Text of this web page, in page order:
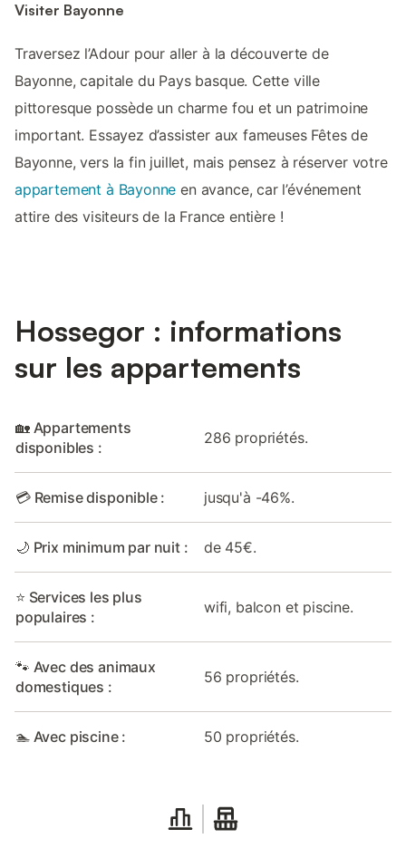
Visiter Bayonne
Traversez l’Adour pour aller à la découverte de
Bayonne, capitale du Pays basque. Cette ville
pittoresque possède un charme fou et un patrimoine
important. Essayez d’assister aux fameuses Fêtes de
Bayonne, vers la fin juillet, mais pensez à réserver votre
appartement à Bayonne en avance, car l’événement
attire des visiteurs de la France entière !
Hossegor : informations
sur les appartements
🏡 Appartements
disponibles :
286 propriétés.
💳 Remise disponible : jusqu'à -46%.
🌙 Prix minimum par nuit : de 45€.
⭐ Services les plus
populaires :
wifi, balcon et piscine.
🐾 Avec des animaux
domestiques :
56 propriétés.
🏊 Avec piscine : 50 propriétés.